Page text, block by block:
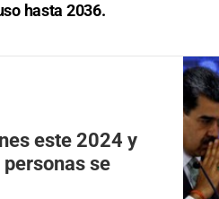
hasta 2036.
este 2024 y
se